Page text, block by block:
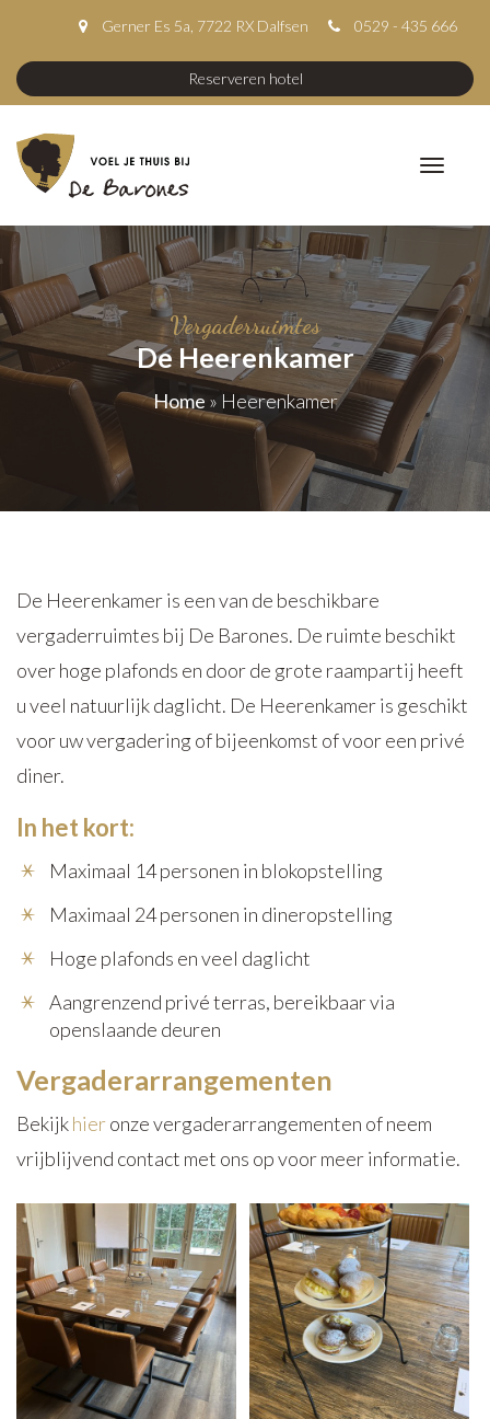
Gerner Es 5a, 7722 RX Dalfsen 0529 - 435 666
Reserveren hotel
Vergaderruimtes
De Heerenkamer
Home » Heerenkamer
De Heerenkamer is een van de beschikbare
vergaderruimtes bij De Barones. De ruimte beschikt
over hoge plafonds en door de grote raampartij heeft
u veel natuurlijk daglicht. De Heerenkamer is geschikt
voor uw vergadering of bijeenkomst of voor een privé
diner.
In het kort:
Maximaal 14 personen in blokopstelling
Maximaal 24 personen in dineropstelling
Hoge plafonds en veel daglicht
Aangrenzend privé terras, bereikbaar via
openslaande deuren
Vergaderarrangementen
Bekijkhieronze vergaderarrangementen of neem
vrijblijvend contact met ons op voor meer informatie.